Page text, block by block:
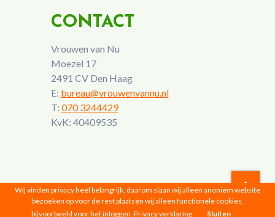
CONTACT
Vrouwen van Nu
Moezel 17
2491 CV Den Haag
E: bureau@vrouwenvannu.nl
T: 070 3244429
KvK: 40409535
Vrouwen van Nu © 2026 |Privacyverklaring
Wij vinden privacy heel belangrijk, daarom slaan wij alleen anoniem website
bezoeken op voor de rest plaatsen wij alleen functionele cookies,
bijvoorbeeld voor het inloggen. Privacy verklaring Sluiten